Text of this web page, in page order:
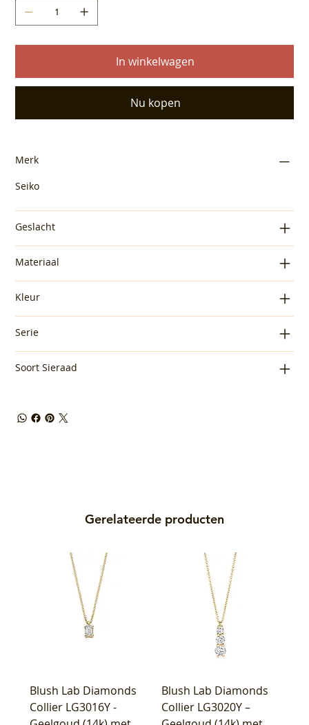
In winkelwagen
Nu kopen
Merk
Seiko
Geslacht
Materiaal
Kleur
Serie
Soort Sieraad
Gerelateerde producten
Blush Lab Diamonds
Collier LG3016Y -
Blush Lab Diamonds
Collier LG3020Y –